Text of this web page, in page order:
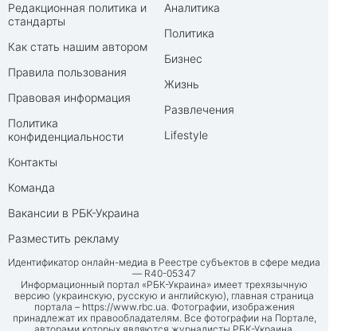
Редакционная политика и
стандарты
Как стать нашим автором
Правила пользования
Правовая информация
Политика
конфиденциальности
Контакты
Команда
Вакансии в РБК-Украина
Разместить рекламу
Аналитика
Политика
Бизнес
Жизнь
Развлечения
Lifestyle
Идентификатор онлайн-медиа в Реестре субъектов в сфере медиа
— R40-05347
Информационный портал «РБК-Украина» имеет трехязычную
версию (украинскую, русскую и английскую), главная страница
портала – https://www.rbc.ua. Фотографии, изображения
принадлежат их правообладателям. Все фотографии на Портале,